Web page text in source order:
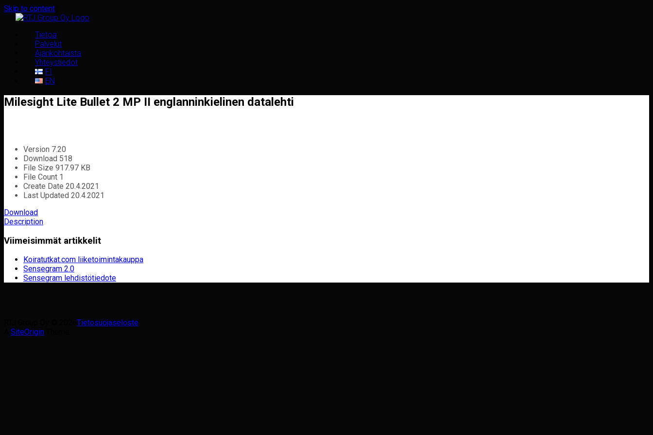
Skip to content
Tietoa
Palvelut
Ajankohtaista
Yhteystiedot
FI
EN
Milesight Lite Bullet 2 MP II englanninkielinen datalehti
Version 7.20
Download 518
File Size 917.97 KB
File Count 1
Create Date 20.4.2021
Last Updated 20.4.2021
Download
Description
Viimeisimmät artikkelit
Koiratutkat.com liiketoimintakauppa
Sensegram 2.0
Sensegram lehdistötiedote
Tietosuojaseloste
SiteOrigin